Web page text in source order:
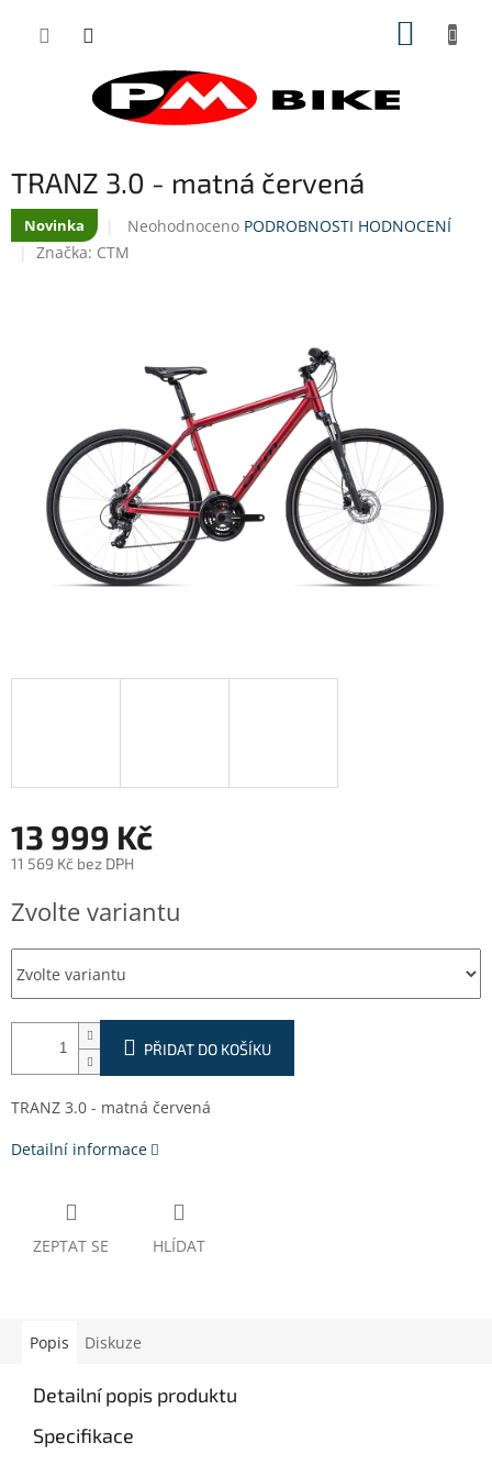
TRANZ 3.0 - matná červená
Novinka
Průměrné
hodnocení
hvězdiček.
Neohodnoceno PODROBNOSTI HODNOCENÍ
Značka: CTM
13 999 Kč
11 569 Kč bez DPH
cena:
Zvolte variantu
PŘIDAT DO KOŠÍKU
TRANZ 3.0 - matná červená
Detailní informace
ZEPTAT SE HLÍDAT
Popis Diskuze
Detailní popis produktu
Specifikace